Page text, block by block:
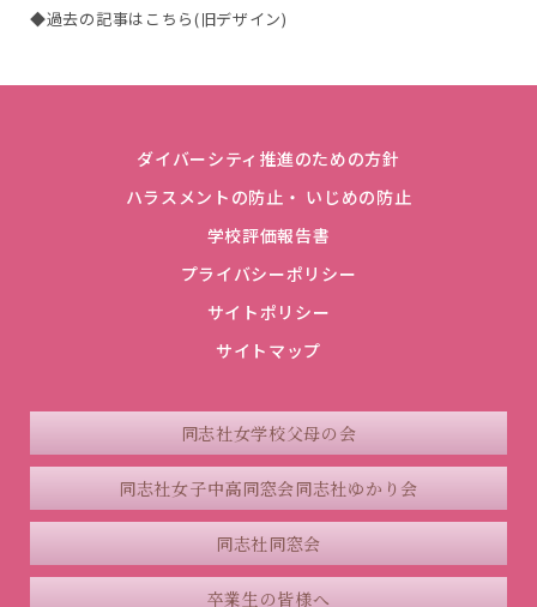
◆過去の記事はこちら(旧デザイン)
ダイバーシティ推進のための方針
ハラスメントの防止・ いじめの防止
学校評価報告書
プライバシーポリシー
サイトポリシー
サイトマップ
同志社女学校父母の会
同志社女子中高同窓会同志社ゆかり会
同志社同窓会
卒業生の皆様へ